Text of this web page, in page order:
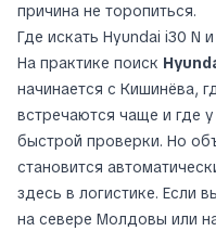
причина не торопиться.
Где искать Hyundai i30 N
На практике поиск
начинается с Кишинёва,
встречаются чаще и где
быстрой проверки. Но
становится
здесь в логистике. Если
на севере Молдовы или